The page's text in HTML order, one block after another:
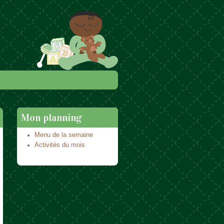
Mon planning
Menu de la semaine
Activités du mois